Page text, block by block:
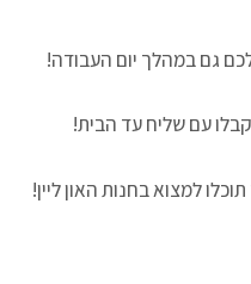
גם במהלך יום העבודה!
עם שליח עד הבית!
למצוא בחנות האון ליין!